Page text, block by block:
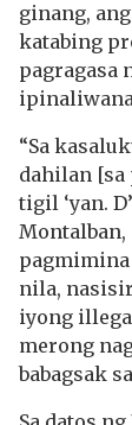
ginang,
katabing
pagragasa
“Sa
dahilan [sa
tigil ‘yan.
Montalban,
nila,
iyong
merong
babagsak